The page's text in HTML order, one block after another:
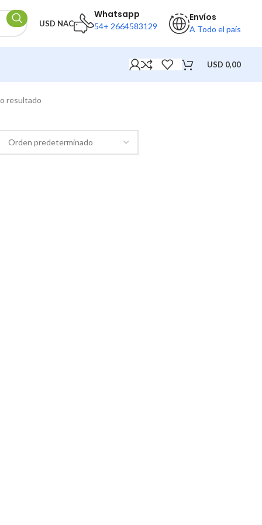
USD NAC
Whatsapp
54+ 2664583129
Envíos
A Todo el país
USD 0,00
resultado